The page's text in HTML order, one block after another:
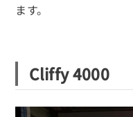
ます。
Cliffy 4000